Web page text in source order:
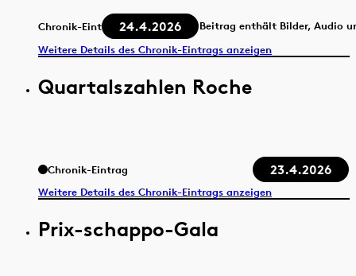
Chronik-Eintrag 24.4.2026
Beitrag enthält Bilder, Audio
Weitere Details des Chronik-Eintrags anzeigen
Quartalszahlen Roche
Chronik-Eintrag 23.4.2026
Weitere Details des Chronik-Eintrags anzeigen
Prix-schappo-Gala